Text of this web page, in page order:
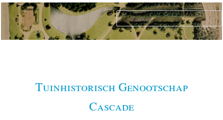
Spring
naar
primaire
Tuinhistorisch Genootschap
Cascade